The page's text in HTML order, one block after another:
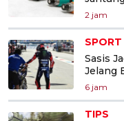
2 jam
SPORT
Sasis
Jelang
6 jam
TIPS